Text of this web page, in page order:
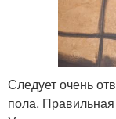
Следует очень
пола. Правильная